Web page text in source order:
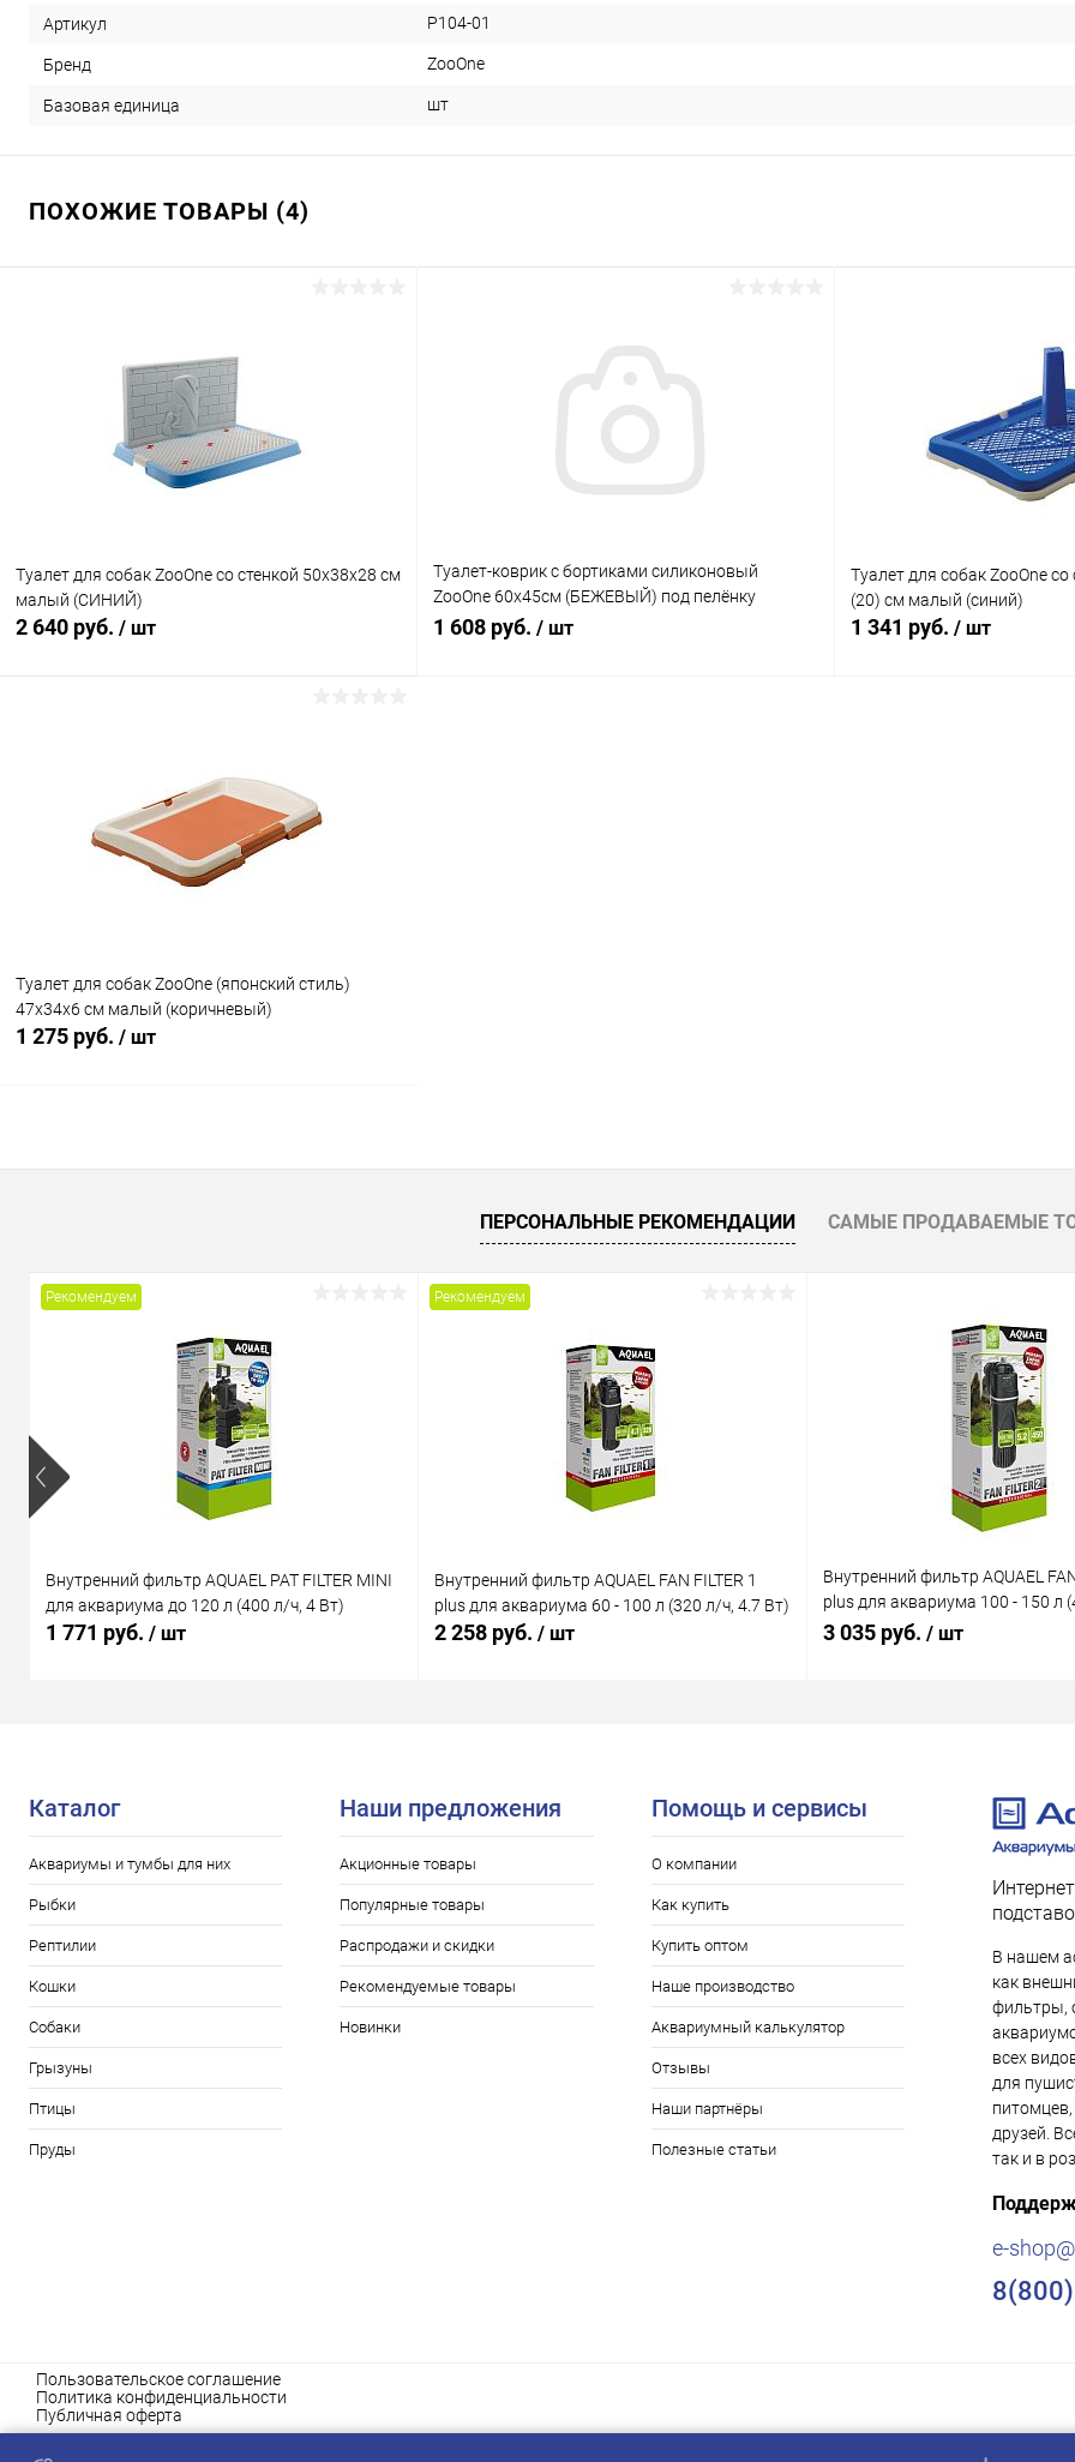
Артикул P104-01
Бренд ZooOne
Базовая единица шт
ПОХОЖИЕ ТОВАРЫ (4)
Туалет для собак ZooOne со стенкой 50х38х28 см
малый (СИНИЙ)
2 640 руб. / шт
Сравнение
В избранное В наличии
Туалет-коврик с бортиками силиконовый
ZooOne 60х45см (БЕЖЕВЫЙ) под пелёнку
60х40/30х40 см
1 608 руб. / шт
Туалет для собак ZooOne
(20) см малый (синий)
1 341 руб. / шт
Туалет для собак ZooOne (японский стиль)
47х34х6 см малый (коричневый)
1 275 руб. / шт
ПЕРСОНАЛЬНЫЕ РЕКОМЕНДАЦИИ САМЫЕ ПРОДАВАЕМЫЕ
Рекомендуем
Внутренний фильтр AQUAEL PAT FILTER MINI
для аквариума до 120 л (400 л/ч, 4 Вт)
1 771 руб. / шт
Рекомендуем
Внутренний фильтр AQUAEL FAN FILTER 1
plus для аквариума 60 - 100 л (320 л/ч, 4.7 Вт)
2 258 руб. / шт
Внутренний фильтр AQUAEL
plus для аквариума 100 - 150 л
Вт)
3 035 руб. / шт
Каталог
Аквариумы и тумбы для них
Рыбки
Рептилии
Кошки
Собаки
Грызуны
Птицы
Пруды
Наши предложения
Акционные товары
Популярные товары
Распродажи и скидки
Рекомендуемые товары
Новинки
Помощь и сервисы
О компании
Как купить
Купить оптом
Наше производство
Аквариумный калькулятор
Отзывы
Наши партнёры
Полезные статьи
В нашем
как
фильтры,
всех
для
друзей.
так и в
e-
Пользовательское соглашение
Политика конфиденциальности
Публичная оферта